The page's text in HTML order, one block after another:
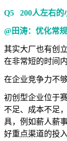
Q5 200人左右的
@田涛：优化常
其实大厂也有创
在非常短的时间
在企业竞争力不
初创型企业位于
不足、成本不足
具，例如薪人薪
好重点渠道的投